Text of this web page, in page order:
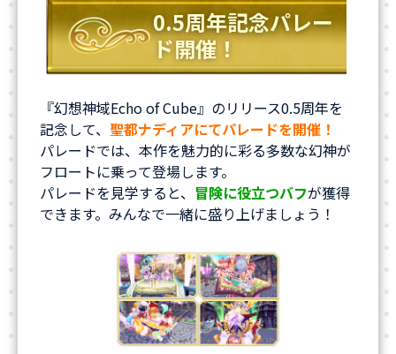
0.5周年記念パレー
ド開催！
『幻想神域Echo of Cube』のリリース0.5周年を
記念して、 聖都ナディアにてパレードを開催！
パレードでは、本作を魅力的に彩る多数な幻神が
フロートに乗って登場します。
パレードを見学すると、 冒険に役立つバフが獲得
できます。みんなで一緒に盛り上げましょう！